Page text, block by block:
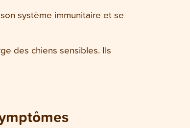
système immunitaire et se
des chiens sensibles. Ils